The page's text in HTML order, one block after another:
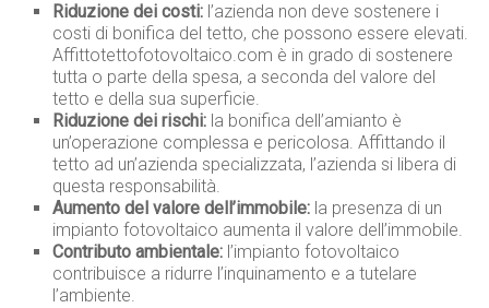
Riduzione dei costi: l’azienda non deve sostenere i
costi di bonifica del tetto, che possono essere elevati.
Affittotettofotovoltaico.com è in grado di sostenere
tutta o parte della spesa, a seconda del valore del
tetto e della sua superficie.
Riduzione dei rischi: la bonifica dell’amianto è
un’operazione complessa e pericolosa. Affittando il
tetto ad un’azienda specializzata, l’azienda si libera di
questa responsabilità.
Aumento del valore dell’immobile: la presenza di un
impianto fotovoltaico aumenta il valore dell’immobile.
Contributo ambientale: l’impianto fotovoltaico
contribuisce a ridurre l’inquinamento e a tutelare
l’ambiente.